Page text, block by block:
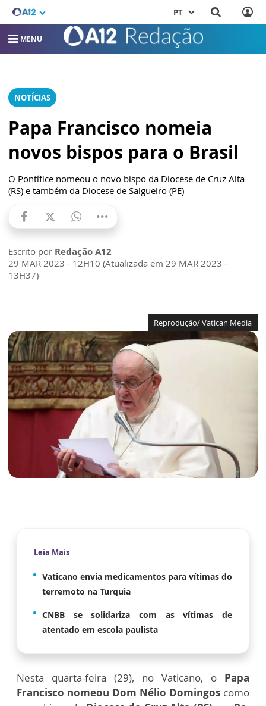
PT
MENU
NOTÍCIAS
Papa Francisco nomeia
novos bispos para o Brasil
O Pontífice nomeou o novo bispo da Diocese de Cruz Alta
(RS) e também da Diocese de Salgueiro (PE)
Escrito por Redação A12
29 MAR 2023 - 12H10 (Atualizada em 29 MAR 2023 -
13H37)
Reprodução/ Vatican Media
Leia Mais
Vaticano envia medicamentos para vítimas do
terremoto na Turquia
CNBB se solidariza com as vítimas de
atentado em escola paulista
Nesta quarta-feira (29), no Vaticano, o Papa
Francisco nomeou Dom Nélio Domingos como